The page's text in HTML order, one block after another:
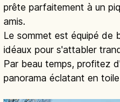
prête parfaitement à un
amis.
Le sommet est équipé de
idéaux pour s'attabler
Par beau temps, profitez
panorama éclatant en